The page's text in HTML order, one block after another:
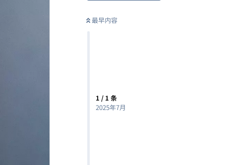
最早内容
1 / 1 条
2025年7月